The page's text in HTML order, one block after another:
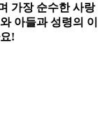
가장 순수한 사랑
아들과 성령의 이
!